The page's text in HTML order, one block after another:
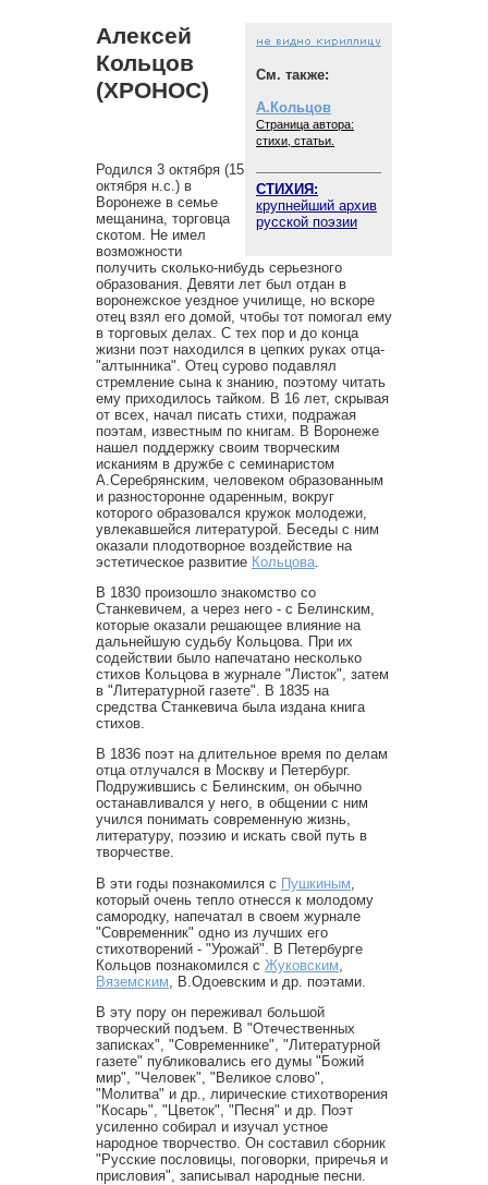
См. также:
А.Кольцов
Страница автора:
стихи, статьи.
СТИХИЯ:
крупнейший архив
русской поэзии
Алексей
Кольцов
(ХРОНОС)
Родился 3 октября (15
октября н.с.) в
Воронеже в семье
мещанина, торговца
скотом. Не имел
возможности
получить сколько-нибудь серьезного
образования. Девяти лет был отдан в
воронежское уездное училище, но вскоре
отец взял его домой, чтобы тот помогал ему
в торговых делах. С тех пор и до конца
жизни поэт находился в цепких руках отца-
"алтынника". Отец сурово подавлял
стремление сына к знанию, поэтому читать
ему приходилось тайком. В 16 лет, скрывая
от всех, начал писать стихи, подражая
поэтам, известным по книгам. В Воронеже
нашел поддержку своим творческим
исканиям в дружбе с семинаристом
А.Серебрянским, человеком образованным
и разносторонне одаренным, вокруг
которого образовался кружок молодежи,
увлекавшейся литературой. Беседы с ним
оказали плодотворное воздействие на
эстетическое развитие Кольцова
В 1830 произошло знакомство со
Станкевичем, а через него - с Белинским,
которые оказали решающее влияние на
дальнейшую судьбу Кольцова. При их
содействии было напечатано несколько
стихов Кольцова в журнале "Листок", затем
в "Литературной газете". В 1835 на
средства Станкевича была издана книга
стихов.
В 1836 поэт на длительное время по делам
отца отлучался в Москву и Петербург.
Подружившись с Белинским, он обычно
останавливался у него, в общении с ним
учился понимать современную жизнь,
литературу, поэзию и искать свой путь в
творчестве.
В эти годы познакомился с Пушкиным
который очень тепло отнесся к молодому
самородку, напечатал в своем журнале
"Современник" одно из лучших его
стихотворений - "Урожай". В Петербурге
Кольцов познакомился с Жуковским
Вяземским , В.Одоевским и др. поэтами.
В эту пору он переживал большой
творческий подъем. В "Отечественных
записках", "Современнике", "Литературной
газете" публиковались его думы "Божий
мир", "Человек", "Великое слово",
"Молитва" и др., лирические стихотворения
"Косарь", "Цветок", "Песня" и др. Поэт
усиленно собирал и изучал устное
народное творчество. Он составил сборник
"Русские пословицы, поговорки, приречья и
присловия", записывал народные песни.